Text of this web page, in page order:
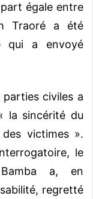
égale entre
Traoré a été
qui a envoyé
civiles a
la sincérité du
victimes ».
le
Bamba a, en
regretté